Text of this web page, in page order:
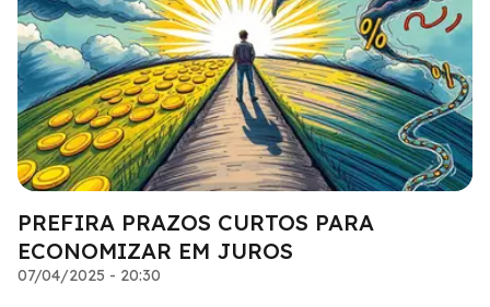
PREFIRA PRAZOS CURTOS PARA
ECONOMIZAR EM JUROS
07/04/2025 - 20:30